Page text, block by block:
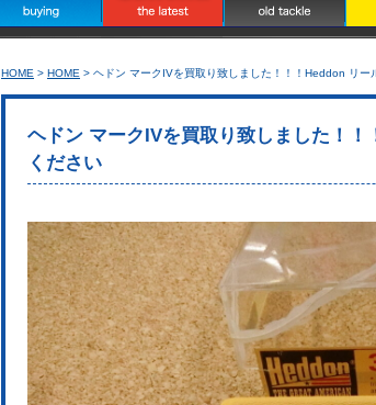
HOME > HOME > ヘドン マークIVを買取り致しました！！！Heddon リ
ヘドン マークIVを買取り致しました！
ください